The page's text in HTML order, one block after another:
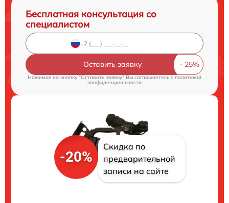
Бесплатная консультация со
специалистом
Оставить заявку
Нажимая на кнопку "Оставить заявку" Вы соглашаетесь cполитикой
конфиденциальности
-20%
Скидка по
предварительной
записи на сайте